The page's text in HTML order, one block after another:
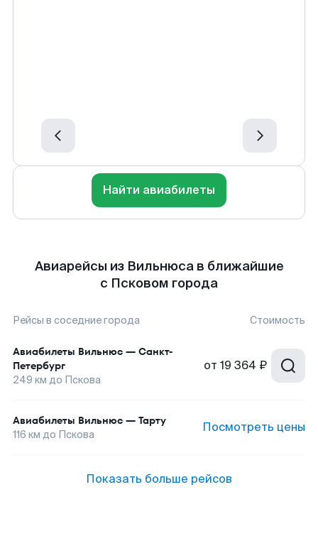
Найти авиабилеты
Авиарейсы из Вильнюса в ближайшие
с Псковом города
Рейсы в соседние города Стоимость
Авиабилеты Вильнюс — Санкт-
Петербург
249 км до Пскова
от 19 364 ₽
Авиабилеты Вильнюс — Тарту
116 км до Пскова Посмотреть цены
Показать больше рейсов